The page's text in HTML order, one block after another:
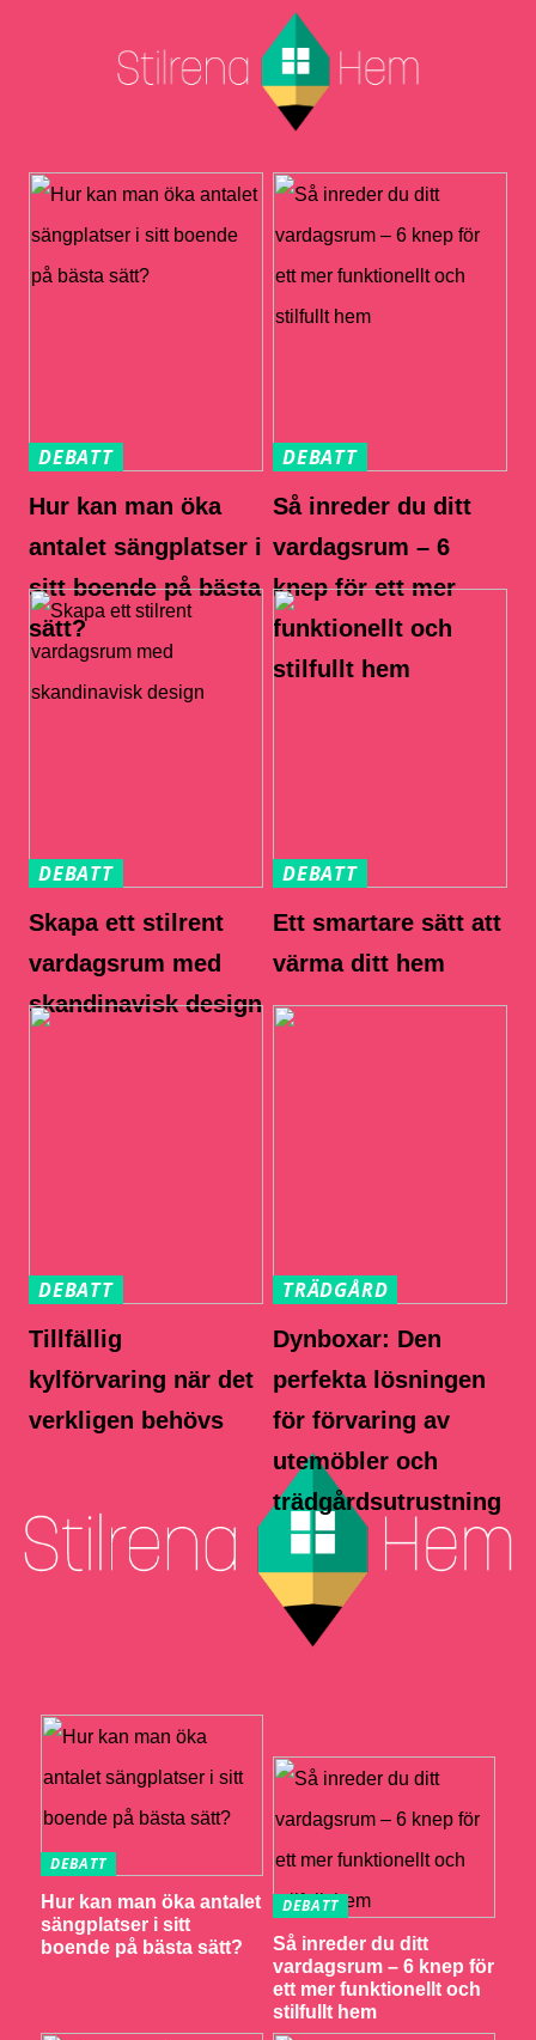
DEBATT
Hur kan man öka
antalet sängplatser i
sitt boende på bästa
sätt?
DEBATT
Så inreder du ditt
vardagsrum – 6
knep för ett mer
funktionellt och
stilfullt hem
DEBATT
Skapa ett stilrent
vardagsrum med
skandinavisk design
DEBATT
Ett smartare sätt att
värma ditt hem
DEBATT
Tillfällig
kylförvaring när det
verkligen behövs
TRÄDGÅRD
Dynboxar: Den
perfekta lösningen
för förvaring av
utemöbler och
trädgårdsutrustning
DEBATT
Hur kan man öka antalet
sängplatser i sitt
boende på bästa sätt?
DEBATT
Så inreder du ditt
vardagsrum – 6 knep för
ett mer funktionellt och
stilfullt hem